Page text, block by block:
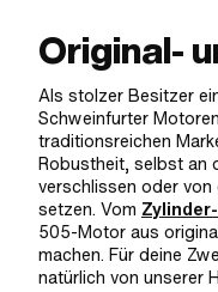
Original-
Als stolzer Besitzer
Schweinfurter
traditionsreichen
Robustheit, selbst an
verschlissen oder
setzen. Vom
505-Motor aus
machen. Für deine
natürlich von unserer